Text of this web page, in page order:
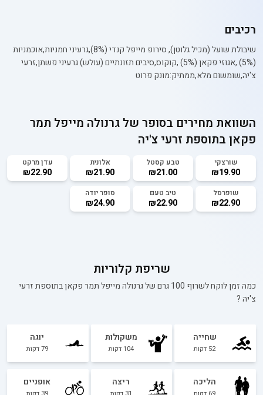
רכיבים
שיבולת שועל (מכיל גלוטן), סירופ מייפל קנדי (8%),גרעיני חמניות,אוכמניות
(5%) ,אגוזי פקאן (5%) ,קוקוס,סיבים תזונתיים (עולש) גרעיני פשתן,זרעי
צ'יה,שומשום מלא,ממתיק:מונק פרוט
השוואת מחירים בסופר של גרנולה מייפל תמר
פקאן בתוספת זרעי צ'יה
שורצקי
₪19.90
טבע קסטל
₪21.00
אלונית
₪21.90
עדן מרקט
₪22.90
שופרסל
₪22.90
טיב טעם
₪22.90
סופר יודה
₪24.90
שריפת קלוריות
כמה זמן לוקח לשרוף 100 גרם של
גרנולה מייפל תמר פקאן בתוספת זרעי
צ'יה?
שחייה
52 דקות
משקולות
104 דקות
יוגה
79דקות
הליכה ריצה אופניים